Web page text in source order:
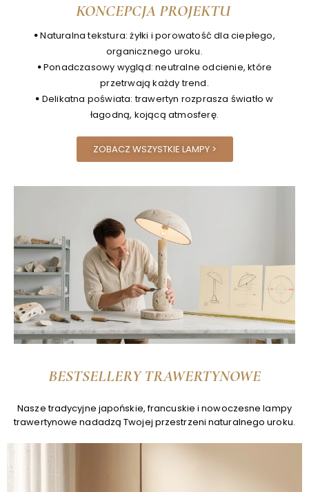
KONCEPCJA PROJEKTU
ꔷ Naturalna tekstura: żyłki i porowatość dla ciepłego,
organicznego uroku.
ꔷ Ponadczasowy wygląd: neutralne odcienie, które
przetrwają każdy trend.
ꔷ Delikatna poświata: trawertyn rozprasza światło w
łagodną, kojącą atmosferę.
ZOBACZ WSZYSTKIE LAMPY >
BESTSELLERY TRAWERTYNOWE
Nasze tradycyjne japońskie, francuskie i nowoczesne lampy
trawertynowe nadadzą Twojej przestrzeni naturalnego uroku.